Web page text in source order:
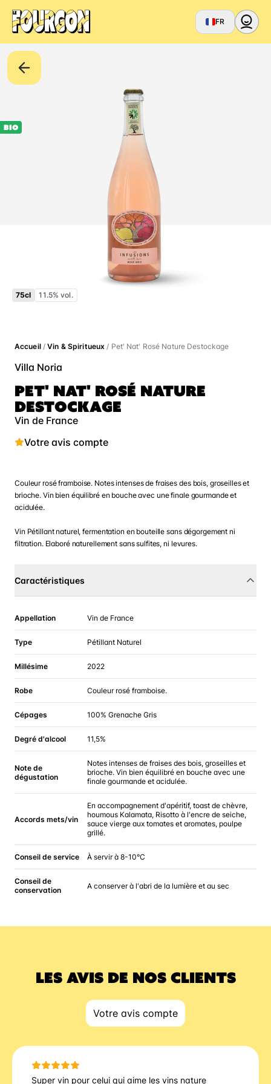
FR
BIO
75cl 11.5% vol.
Accueil/Vin & Spiritueux / Pet' Nat' Rosé Nature Destockage
Villa Noria
PET' NAT' ROSÉ NATURE
DESTOCKAGE
Vin de France
Votre avis compte
Couleur rosé framboise. Notes intenses de fraises des bois, groseilles et
brioche. Vin bien équilibré en bouche avec une finale gourmande et
acidulée.
Vin Pétillant naturel, fermentation en bouteille sans dégorgement ni
filtration. Elaboré naturellement sans sulfites, ni levures.
Caractéristiques
Appellation Vin de France
Type Pétillant Naturel
Millésime 2022
Robe Couleur rosé framboise.
Cépages 100% Grenache Gris
Degré d'alcool 11,5%
Note de
dégustation
Notes intenses de fraises des bois, groseilles et
brioche. Vin bien équilibré en bouche avec une
finale gourmande et acidulée.
Accords mets/vin
En accompagnement d'apéritif, toast de chèvre,
houmous Kalamata, Risotto à l'encre de seiche,
sauce vierge aux tomates et aromates, poulpe
grillé.
Conseil de service À servir à 8-10°C
Conseil de
conservation
A conserver à l'abri de la lumière et au sec
LES AVIS DE NOS CLIENTS
Votre avis compte
Super vin pour celui qui aime les vins nature